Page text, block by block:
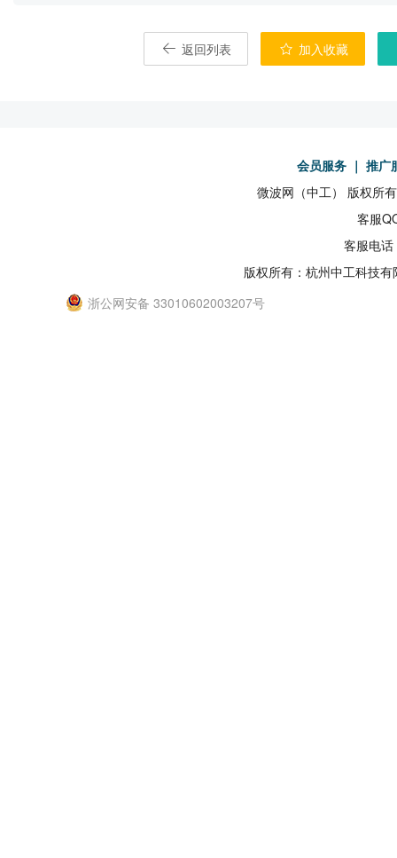
返回列表 加入收藏
会员服务 ｜ 推广
微波网（中工） 版权所
客服
客服电
版权所有：杭州中工科技
浙公网安备 33010602003207号